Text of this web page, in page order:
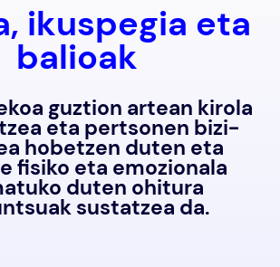
ikuspegia eta
balioak
guztion artean kirola
eta pertsonen bizi-
hobetzen duten eta
fisiko eta emozionala
duten ohitura
sustatzea da.